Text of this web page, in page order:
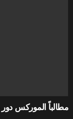
مطالباً الموركس دور